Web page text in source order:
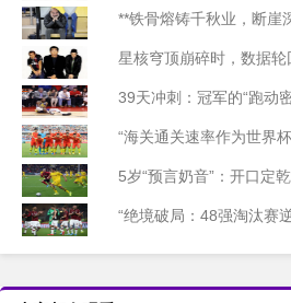
**铁骨熔铸千秋业，断崖
星核穹顶崩碎时，数据轮回
39天冲刺：冠军的“跑动
“海关通关速率作为世界杯后勤变量：基于多国海关运
5岁“预言奶音”：开口定乾
“绝境破局：48强淘汰赛逆袭的底